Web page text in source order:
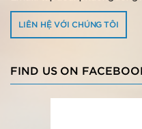
LIÊN HỆ VỚI CHÚNG TÔI
FIND US ON